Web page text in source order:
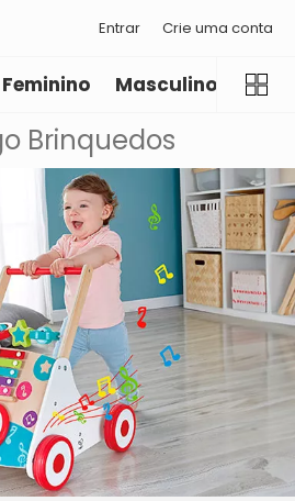
Entrar Crie uma conta
Feminino Masculino
Brinquedos